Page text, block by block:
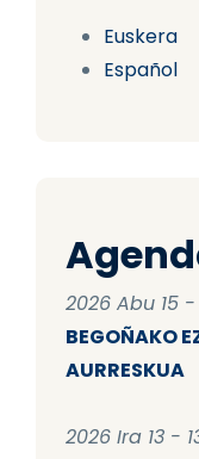
Euskera
Español
2026 Abu 15 -
BEGOÑAKO
AURRESKUA
2026 Ira 13 -